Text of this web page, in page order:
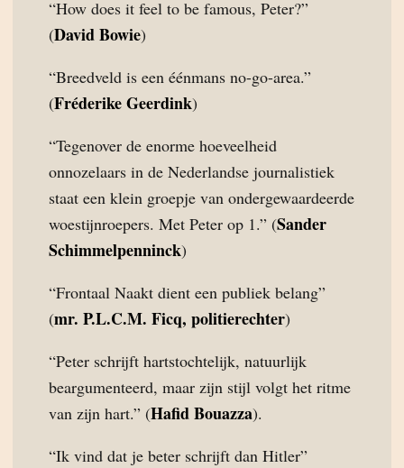
“How does it feel to be famous, Peter?”
(David Bowie)
“Breedveld is een éénmans no-go-area.”
(Fréderike Geerdink)
“Tegenover de enorme hoeveelheid
onnozelaars in de Nederlandse journalistiek
staat een klein groepje van ondergewaardeerde
woestijnroepers. Met Peter op 1.” (Sander
Schimmelpenninck)
“Frontaal Naakt dient een publiek belang”
(mr. P.L.C.M. Ficq, politierechter)
“Peter schrijft hartstochtelijk, natuurlijk
beargumenteerd, maar zijn stijl volgt het ritme
van zijn hart.” (Hafid Bouazza).
“Ik vind dat je beter schrijft dan Hitler”